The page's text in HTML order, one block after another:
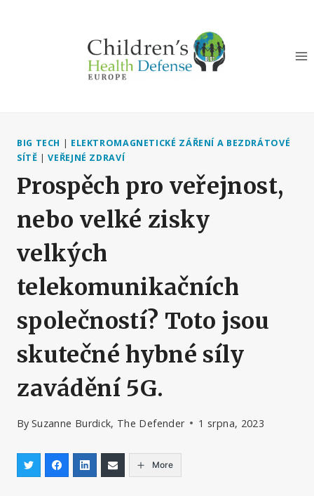
BIG TECH | ELEKTROMAGNETICKÉ ZÁŘENÍ A BEZDRÁTOVÉ
SÍTĚ |VEŘEJNÉ ZDRAVÍ
Prospěch pro veřejnost,
nebo velké zisky
velkých
telekomunikačních
společností? Toto jsou
skutečné hybné síly
zavádění 5G.
By Suzanne Burdick, The Defender 1 srpna, 2023
More